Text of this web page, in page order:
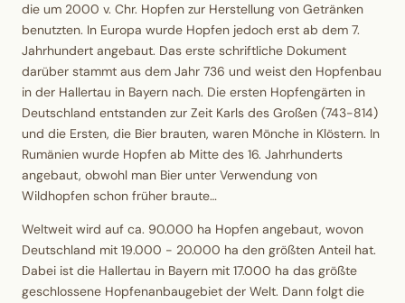
die um 2000 v. Chr. Hopfen zur Herstellung von Getränken
benutzten. In Europa wurde Hopfen jedoch erst ab dem 7.
Jahrhundert angebaut. Das erste schriftliche Dokument
darüber stammt aus dem Jahr 736 und weist den Hopfenbau
in der Hallertau in Bayern nach. Die ersten Hopfengärten in
Deutschland entstanden zur Zeit Karls des Großen (743-814)
und die Ersten, die Bier brauten, waren Mönche in Klöstern. In
Rumänien wurde Hopfen ab Mitte des 16. Jahrhunderts
angebaut, obwohl man Bier unter Verwendung von
Wildhopfen schon früher braute…
Weltweit wird auf ca. 90.000 ha Hopfen angebaut, wovon
Deutschland mit 19.000 - 20.000 ha den größten Anteil hat.
Dabei ist die Hallertau in Bayern mit 17.000 ha das größte
geschlossene Hopfenanbaugebiet der Welt. Dann folgt die